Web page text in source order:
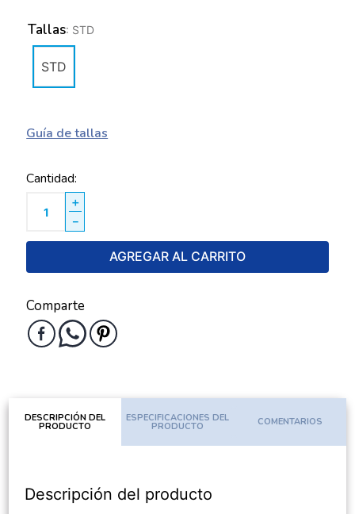
Tallas: STD
STD
Guía de tallas
Cantidad
＋
－
AGREGAR AL CARRITO
Comparte
DESCRIPCIÓN DEL
PRODUCTO
ESPECIFICACIONES DEL
PRODUCTO COMENTARIOS
Descripción del producto